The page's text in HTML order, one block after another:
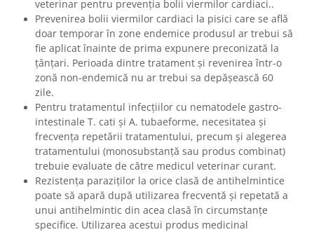
veterinar pentru prevenția bolii viermilor cardiaci..
Prevenirea bolii viermilor cardiaci la pisici care se află
doar temporar în zone endemice produsul ar trebui să
fie aplicat înainte de prima expunere preconizată la
țânțari. Perioada dintre tratament și revenirea într-o
zonă non-endemică nu ar trebui sa depășească 60
zile.
Pentru tratamentul infecțiilor cu nematodele gastro-
intestinale T. cati și A. tubaeforme, necesitatea și
frecvența repetării tratamentului, precum și alegerea
tratamentului (monosubstanță sau produs combinat)
trebuie evaluate de către medicul veterinar curant.
Rezistența paraziților la orice clasă de antihelmintice
poate să apară după utilizarea frecventă și repetată a
unui antihelmintic din acea clasă în circumstanțe
specifice. Utilizarea acestui produs medicinal